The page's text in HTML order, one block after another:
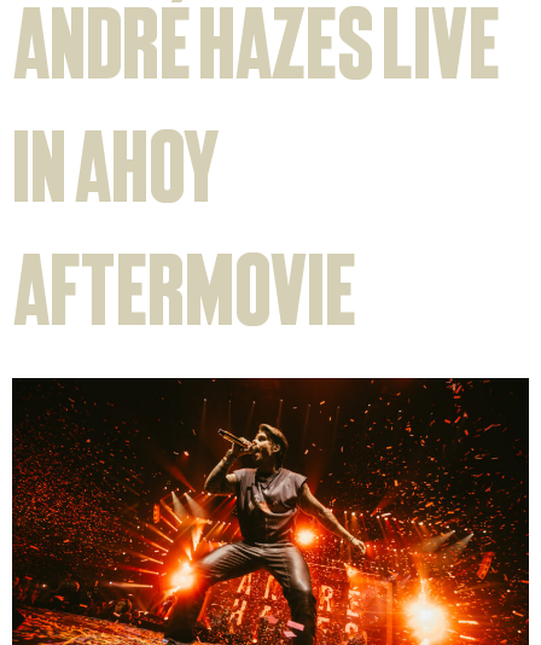
André Hazes Live
in Ahoy
aftermovie